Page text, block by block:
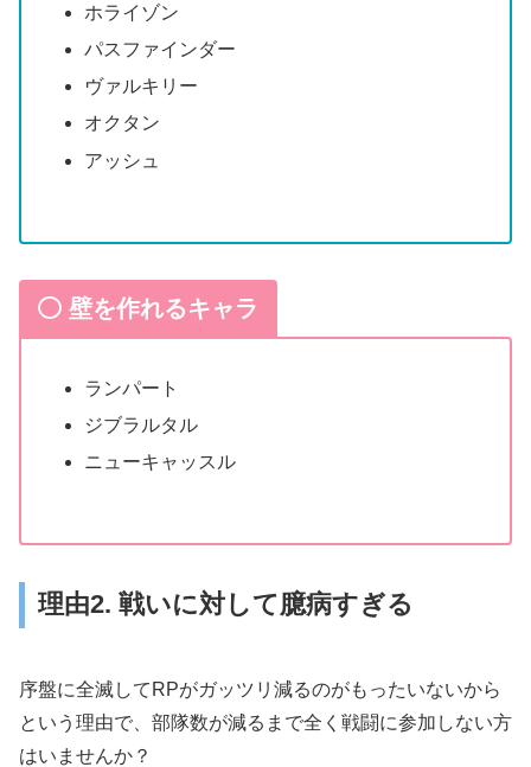
ホライゾン
パスファインダー
ヴァルキリー
オクタン
アッシュ
壁を作れるキャラ
ランパート
ジブラルタル
ニューキャッスル
理由2. 戦いに対して臆病すぎる
序盤に全滅してRPがガッツリ減るのがもったいないから
という理由で、部隊数が減るまで全く戦闘に参加しない方
はいませんか？